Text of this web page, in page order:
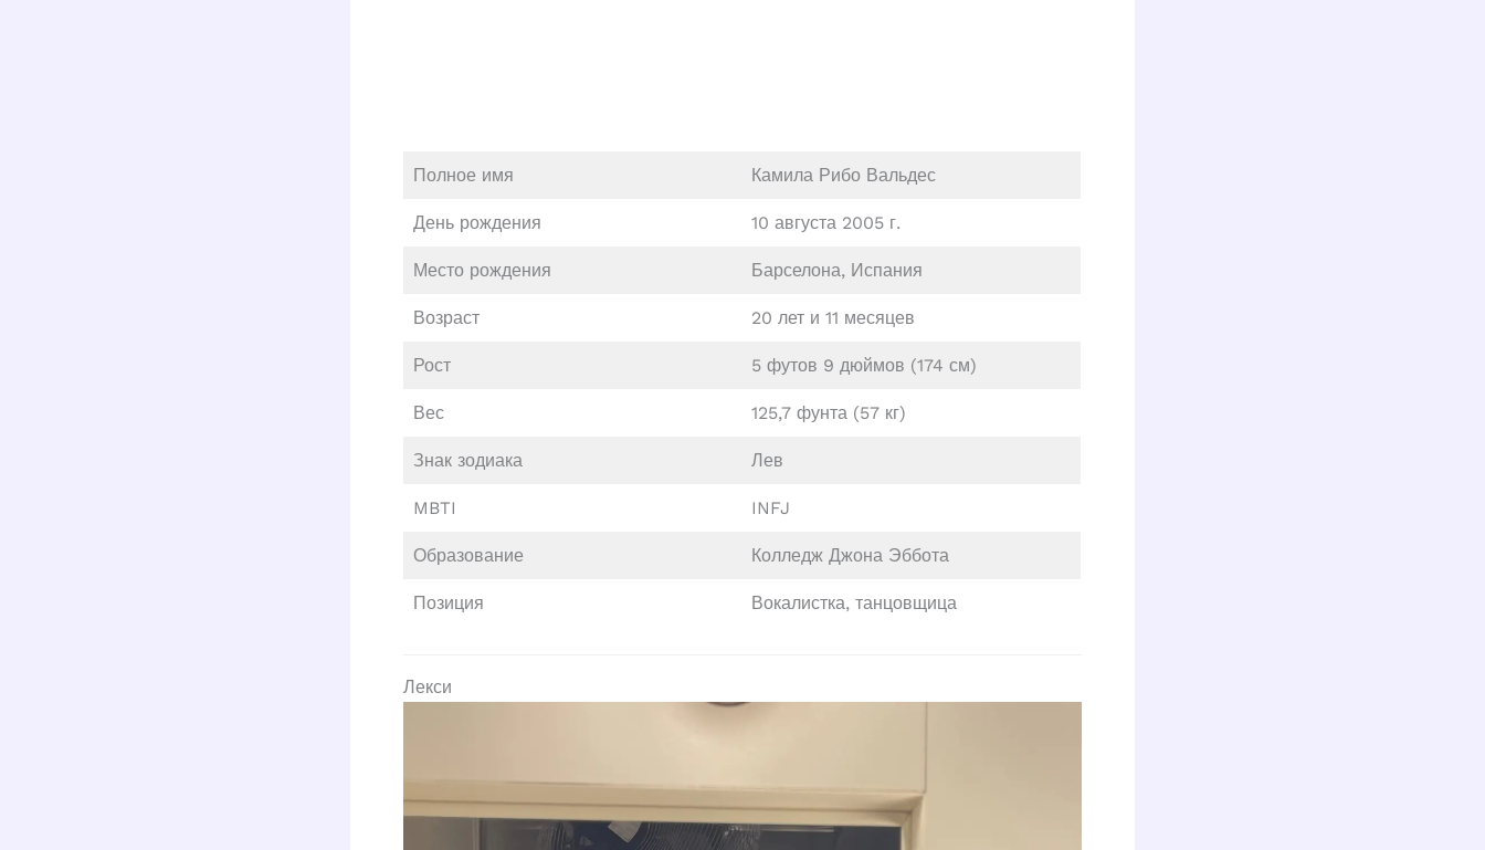
Полное имя Камила Рибо Вальдес
День рождения 10 августа 2005 г.
Место рождения Барселона, Испания
Возраст 20 лет и 11 месяцев
Рост 5 футов 9 дюймов (174 см)
Вес 125,7 фунта (57 кг)
Знак зодиака Лев
MBTI INFJ
Образование Колледж Джона Эббота
Позиция Вокалистка, танцовщица
Лекси